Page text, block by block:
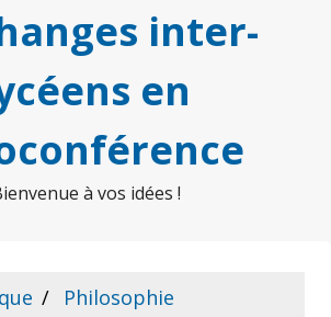
inter-
en
à vos idées !
Philosophie